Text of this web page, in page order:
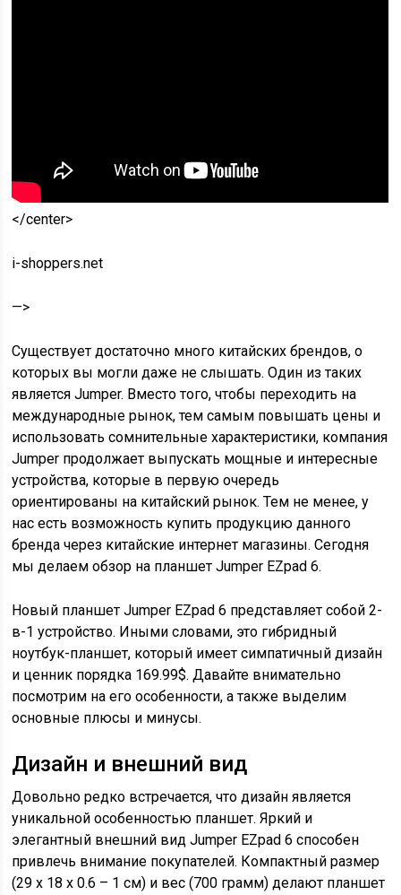
</center>
i-shoppers.net
—>
Существует достаточно много китайских брендов, о
которых вы могли даже не слышать. Один из таких
является Jumper. Вместо того, чтобы переходить на
международные рынок, тем самым повышать цены и
использовать сомнительные характеристики, компания
Jumper продолжает выпускать мощные и интересные
устройства, которые в первую очередь
ориентированы на китайский рынок. Тем не менее, у
нас есть возможность купить продукцию данного
бренда через китайские интернет магазины. Сегодня
мы делаем обзор на планшет Jumper EZpad 6.
Новый планшет Jumper EZpad 6 представляет собой 2-
в-1 устройство. Иными словами, это гибридный
ноутбук-планшет, который имеет симпатичный дизайн
и ценник порядка 169.99$. Давайте внимательно
посмотрим на его особенности, а также выделим
основные плюсы и минусы.
Дизайн и внешний вид
Довольно редко встречается, что дизайн является
уникальной особенностью планшет. Яркий и
элегантный внешний вид Jumper EZpad 6 способен
привлечь внимание покупателей. Компактный размер
(29 х 18 х 0.6 – 1 см) и вес (700 грамм) делают планшет